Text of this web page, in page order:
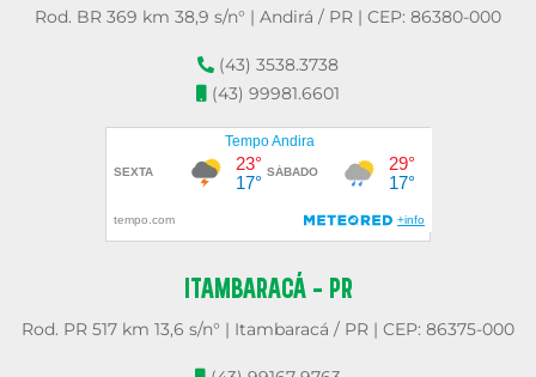
Rod. BR 369 km 38,9 s/n° | Andirá / PR | CEP: 86380-000
(43) 3538.3738
(43) 99981.6601
ITAMBARACÁ - PR
Rod. PR 517 km 13,6 s/n° | Itambaracá / PR | CEP: 86375-000